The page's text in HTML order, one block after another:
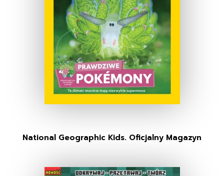
National Geographic Kids. Oficjalny Magazyn